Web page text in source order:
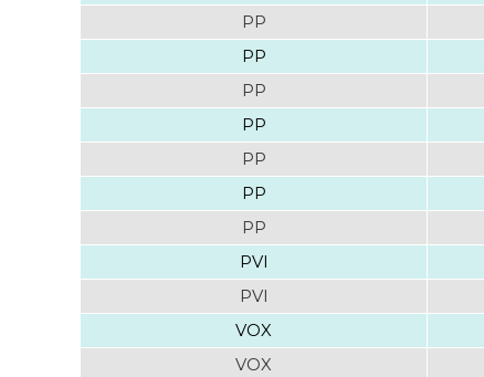
PP
PP
PP
PP
PP
PP
PP
PVI
PVI
VOX
VOX